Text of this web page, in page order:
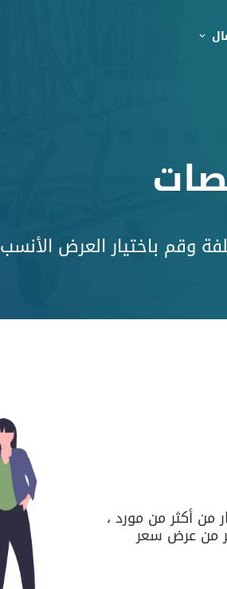
وقم باختيار العرض الأنسب
أكثر من مورد ،
من عرض سعر